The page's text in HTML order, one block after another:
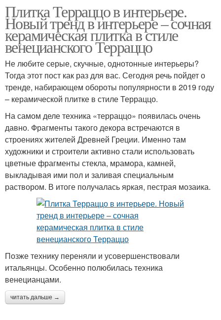
Плитка Терраццо в интерьере.
Новый тренд в интерьере – сочная
керамическая плитка в стиле
венецианского Терраццо
Не любите серые, скучные, однотонные интерьеры?
Тогда этот пост как раз для вас. Сегодня речь пойдет о
тренде, набирающем обороты популярности в 2019 году
– керамической плитке в стиле Терраццо.
На самом деле техника «терраццо» появилась очень
давно. Фрагменты такого декора встречаются в
строениях жителей Древней Греции. Именно там
художники и строители активно стали использовать
цветные фрагменты стекла, мрамора, камней,
выкладывая ими пол и заливая специальным
раствором. В итоге получалась яркая, пестрая мозаика.
Позже технику переняли и усовершенствовали
итальянцы. Особенно полюбилась техника
венецианцами.
читать дальше →